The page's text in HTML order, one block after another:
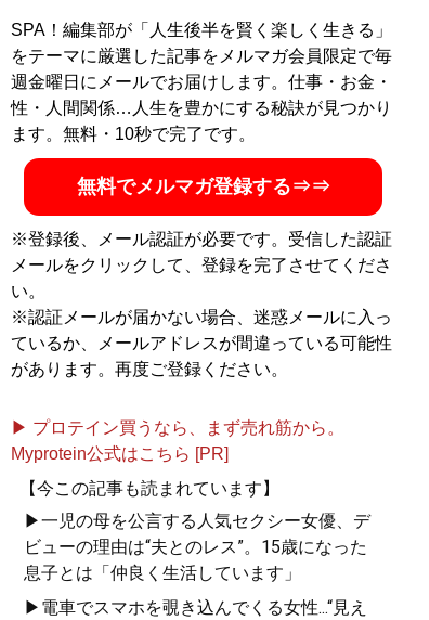
SPA！編集部が「人生後半を賢く楽しく生きる」
をテーマに厳選した記事をメルマガ会員限定で毎
週金曜日にメールでお届けします。仕事・お金・
性・人間関係…人生を豊かにする秘訣が見つかり
ます。無料・10秒で完了です。
無料でメルマガ登録する⇒⇒
※登録後、メール認証が必要です。受信した認証
メールをクリックして、登録を完了させてくださ
い。
※認証メールが届かない場合、迷惑メールに入っ
ているか、メールアドレスが間違っている可能性
があります。再度ご登録ください。
▶ プロテイン買うなら、まず売れ筋から。
Myprotein公式はこちら [PR]
【今この記事も読まれています】
▶一児の母を公言する人気セクシー女優、デ
ビューの理由は“夫とのレス”。15歳になった
息子とは「仲良く生活しています」
▶電車でスマホを覗き込んでくる女性...“見え